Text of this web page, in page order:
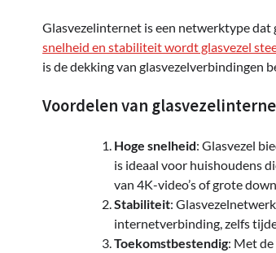
Glasvezelinternet is een netwerktype dat
snelheid en stabiliteit wordt glasvezel
is de dekking van glasvezelverbindingen
Voordelen van
Hoge snelheid: Glasvezel
is ideaal voor huishoudens
van 4K-video’s of grote
Stabiliteit:
internetverbinding, zelfs
Toekomstbestendig: Met